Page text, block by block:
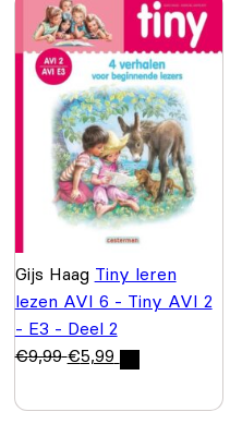
Gijs Haag Tiny leren
lezen AVI 6 - Tiny AVI 2
- E3 - Deel 2
€9,99 €5,99